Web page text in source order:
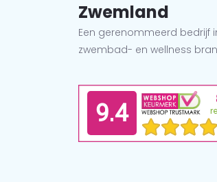
Zwemland
Een gerenommeerd bedrijf
zwembad- en wellness